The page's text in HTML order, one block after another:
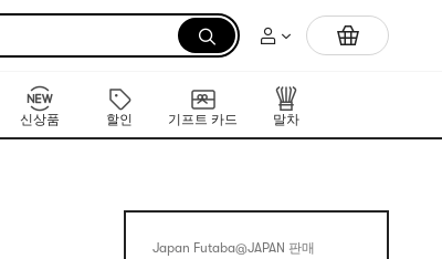
먼저 만나는 K-뷰티 신작 라인업
신상품 할인 기프트 카드 말차
Japan Futaba@JAPAN 판매